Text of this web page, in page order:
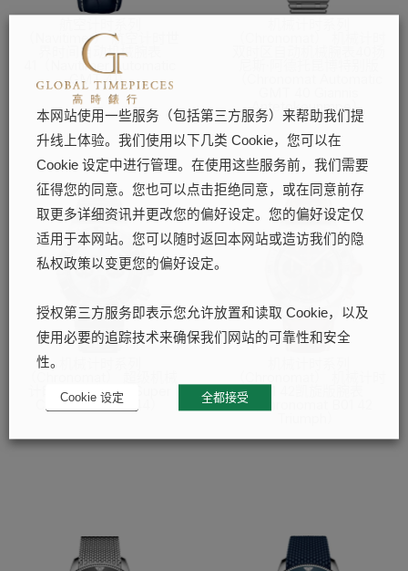
（Navitimer） 航空计时世
界时间自动机械腕表
41（Navitimer Automatic
GMT 41）
了解更多
Antetokounmpo）
了解更多
计时B01腕表44（Super
Chronomat B01 44）
B01 42凯旋版腕表
（Chronomat B01 42
了解更多
本网站使用一些服务（包括第三方服务）来帮助我们提
升线上体验。我们使用以下几类 Cookie，您可以在
Cookie 设定中进行管理。在使用这些服务前，我们需要
征得您的同意。您也可以点击拒绝同意，或在同意前存
取更多详细资讯并更改您的偏好设定。您的偏好设定仅
适用于本网站。您可以随时返回本网站或造访我们的隐
私权政策以变更您的偏好设定。
授权第三方服务即表示您允许放置和读取 Cookie，以及
使用必要的追踪技术来确保我们网站的可靠性和安全
性。
Cookie 设定 全都接受